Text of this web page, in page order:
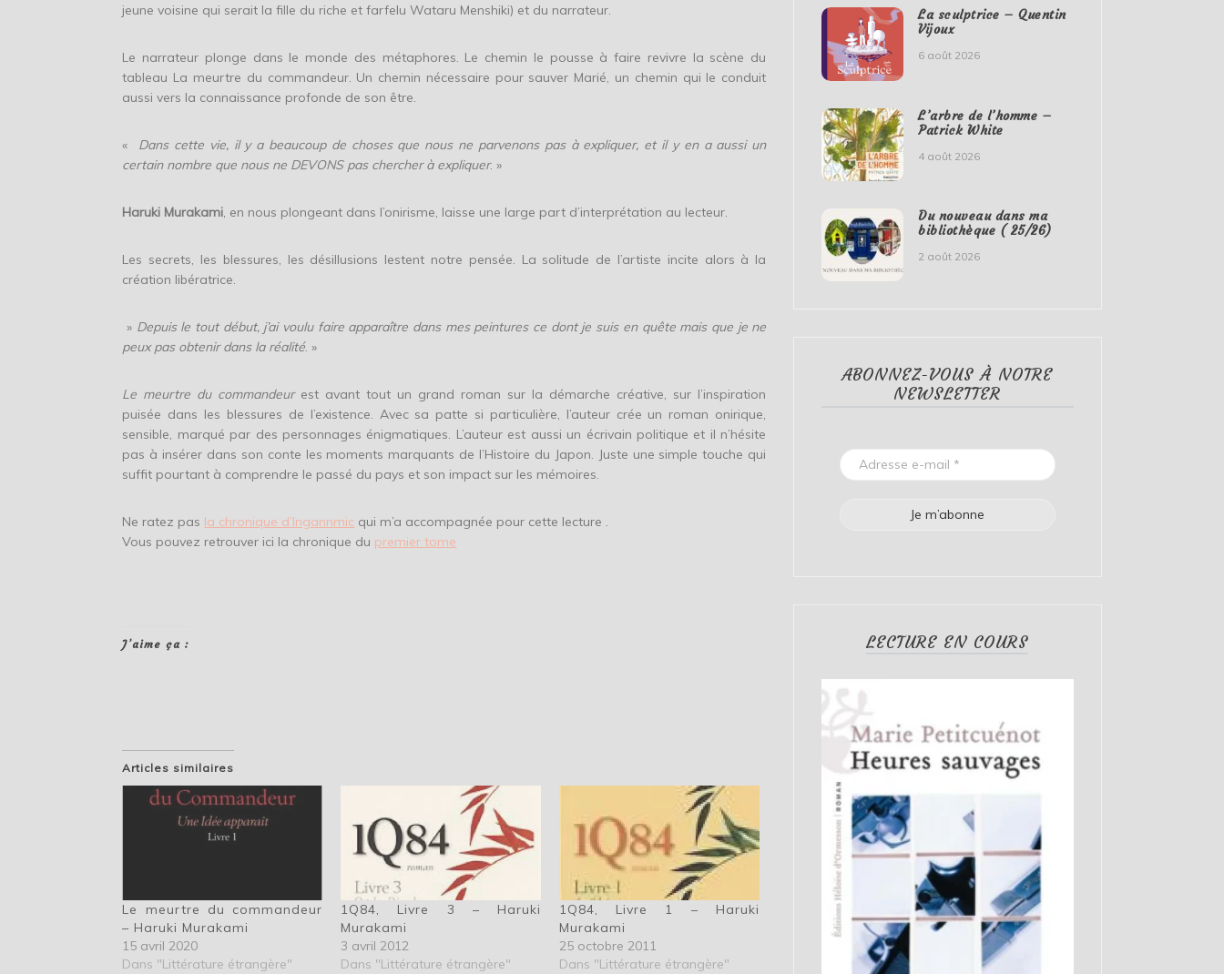
jeune voisine qui serait la fille du riche et farfelu Wataru Menshiki) et du narrateur.
Le narrateur plonge dans le monde des métaphores. Le chemin le pousse à faire revivre la scène du
tableau La meurtre du commandeur. Un chemin nécessaire pour sauver Marié, un chemin qui le conduit
aussi vers la connaissance profonde de son être.
«
Dans cette vie, il y a beaucoup de choses que nous ne parvenons pas à expliquer, et il y en a aussi un
certain nombre que nous ne DEVONS pas chercher à expliquer. »
Haruki Murakami, en nous plongeant dans l’onirisme, laisse une large part d’interprétation au lecteur.
Les secrets, les blessures, les désillusions lestent notre pensée. La solitude de l’artiste incite alors à la
création libératrice.
» Depuis le tout début, j’ai voulu faire apparaître dans mes peintures ce dont je suis en quête mais que je ne
peux pas obtenir dans la réalité. »
Le meurtre du commandeurest avant tout un grand roman sur la démarche créative, sur l’inspiration
puisée dans les blessures de l’existence. Avec sa patte si particulière, l’auteur crée un roman onirique,
sensible, marqué par des personnages énigmatiques. L’auteur est aussi un écrivain politique et il n’hésite
pas à insérer dans son conte les moments marquants de l’Histoire du Japon. Juste une simple touche qui
suffit pourtant à comprendre le passé du pays et son impact sur les mémoires.
Ne ratez pas la chronique d’Ingannmic qui m’a accompagnée pour cette lecture .
Vous pouvez retrouver ici la chronique du premier tome
J’aime ça :
Articles similaires
Le meurtre du commandeur
– Haruki Murakami
15 avril 2020
Dans "Littérature étrangère"
1Q84, Livre 3 – Haruki
Murakami
3 avril 2012
Dans "Littérature étrangère"
1Q84, Livre 1 – Haruki
Murakami
25 octobre 2011
Dans "Littérature étrangère"
La sculptrice – Quentin
Vijoux
6 août 2026
L’arbre de l’homme –
Patrick White
4 août 2026
Du nouveau dans ma
bibliothèque ( 25/26)
2 août 2026
ABONNEZ-VOUS À NOTRE
NEWSLETTER
LECTURE EN COURS